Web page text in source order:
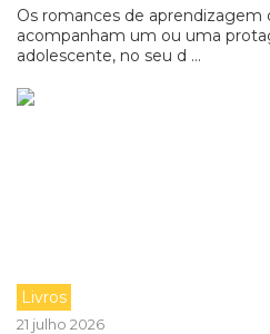
Os romances de aprendizagem
acompanham um ou uma
adolescente, no seu d ...
Livros
21 julho 2026